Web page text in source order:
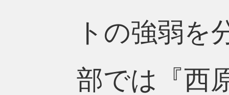
トの強弱を
部では『西